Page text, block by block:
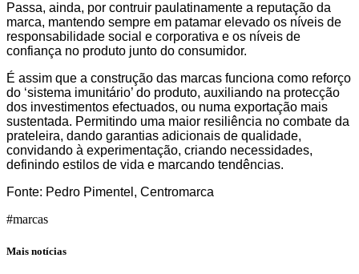
Passa, ainda, por contruir paulatinamente a reputação da
marca, mantendo sempre em patamar elevado os níveis de
responsabilidade social e corporativa e os níveis de
confiança no produto junto do consumidor.
É assim que a construção das marcas funciona como reforço
do ‘sistema imunitário’ do produto, auxiliando na protecção
dos investimentos efectuados, ou numa exportação mais
sustentada. Permitindo uma maior resiliência no combate da
prateleira, dando garantias adicionais de qualidade,
convidando à experimentação, criando necessidades,
definindo estilos de vida e marcando tendências.
Fonte: Pedro Pimentel, Centromarca
#marcas
Mais notícias